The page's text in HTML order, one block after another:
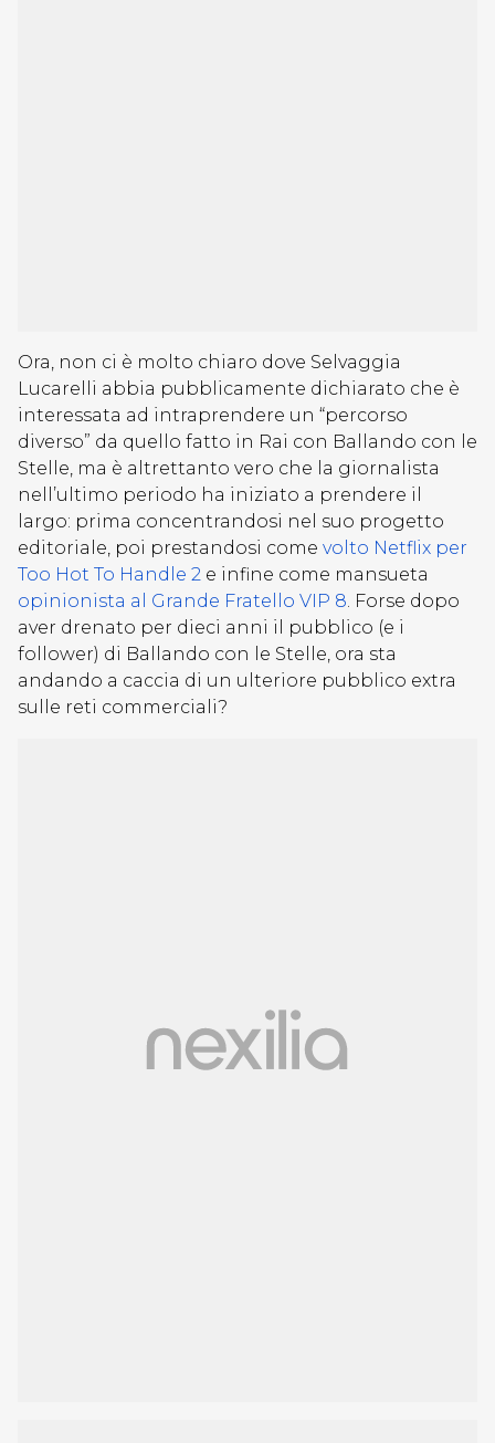
Ora, non ci è molto chiaro dove Selvaggia
Lucarelli abbia pubblicamente dichiarato che è
interessata ad intraprendere un “percorso
diverso” da quello fatto in Rai con Ballando con le
Stelle, ma è altrettanto vero che la giornalista
nell’ultimo periodo ha iniziato a prendere il
largo: prima concentrandosi nel suo progetto
editoriale, poi prestandosi come volto Netflix per
Too Hot To Handle 2 e infine come mansueta
opinionista al Grande Fratello VIP 8. Forse dopo
aver drenato per dieci anni il pubblico (e i
follower) di Ballando con le Stelle, ora sta
andando a caccia di un ulteriore pubblico extra
sulle reti commerciali?